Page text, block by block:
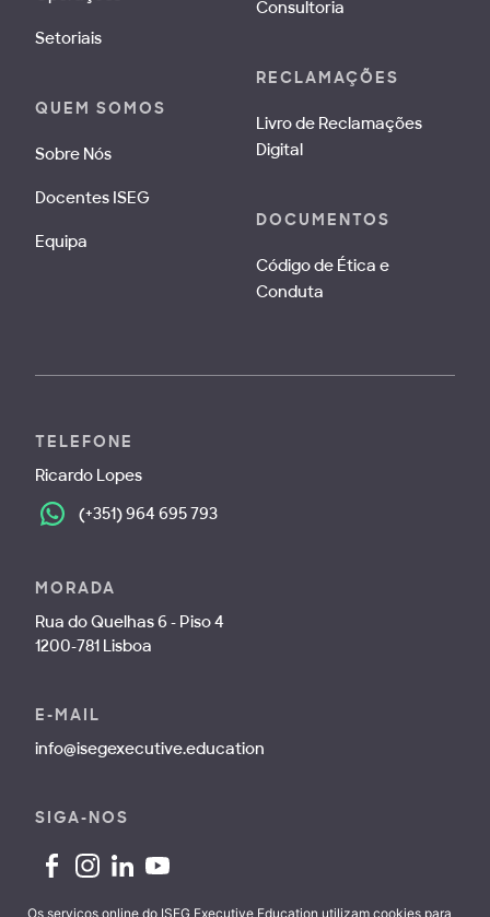
Setoriais
QUEM SOMOS
Sobre Nós
Docentes ISEG
Equipa
Consultoria
RECLAMAÇÕES
Livro de Reclamações
Digital
DOCUMENTOS
Código de Ética e
Conduta
TELEFONE
Ricardo Lopes
(+351) 964 695 793
MORADA
Rua do Quelhas 6 - Piso 4
1200-781 Lisboa
E-MAIL
info@isegexecutive.education
SIGA-NOS
Os serviços online do ISEG Executive Education utilizam cookies para